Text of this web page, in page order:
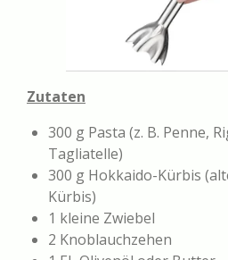
Zutaten
300 g Pasta (z. B. Penne,
Tagliatelle)
300 g Hokkaido-Kürbis
Kürbis)
1 kleine Zwiebel
2 Knoblauchzehen